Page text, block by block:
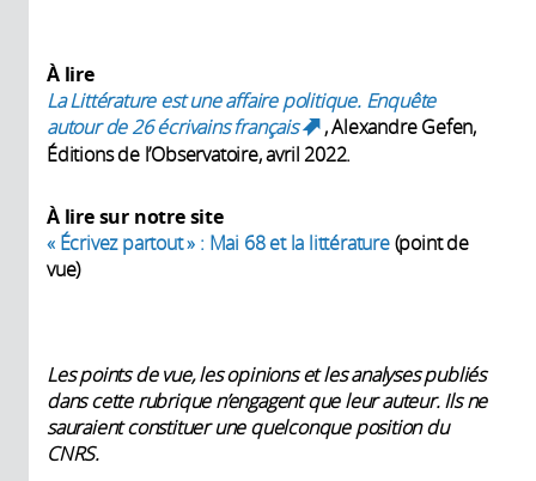
À lire
La Littérature est une affaire politique. Enquête
autour de 26écrivains français (link is external)
, Alexandre Gefen,
Éditions de l’Observatoire, avril 2022.
À lire sur notre site
« Écrivez partout » : Mai 68 et la littérature(point de
vue)
Les points de vue, les opinions et les analyses publiés
dans cette rubrique n’engagent que leur auteur. Ils ne
sauraient constituer une quelconque position du
CNRS.